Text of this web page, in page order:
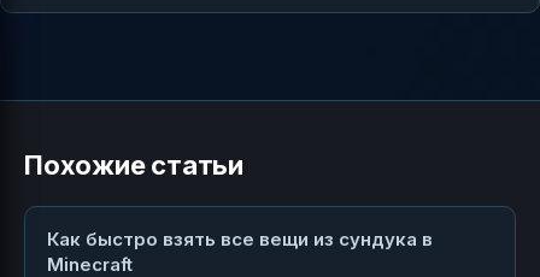
Похожие статьи
Как быстро взять все вещи из сундука в
Minecraft